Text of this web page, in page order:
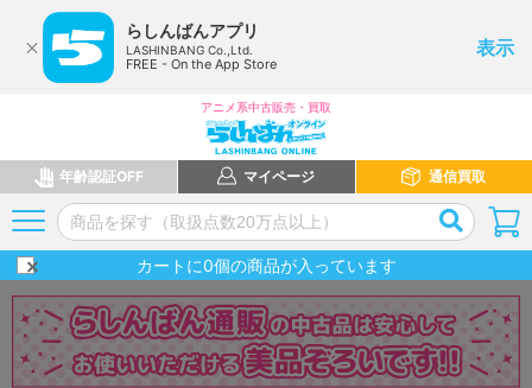
らしんばんアプリ
LASHINBANG Co.,Ltd.
FREE - On the App Store
表示
アニメ系中古販売・買取
年齢認証OFF マイページ 通信買取
カートに0個の商品が入っています